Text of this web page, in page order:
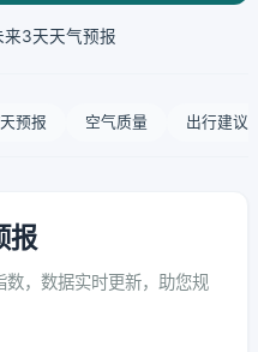
来3天天气预报
预报 空气质量 出行建议
报
，数据实时更新，助您规